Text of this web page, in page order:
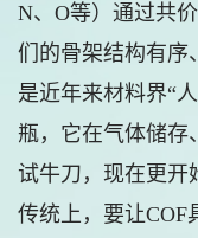
N、O等）通过共
们的骨架结构有序
是近年来材料界“
瓶，它在气体储存
试牛刀，现在更开
传统上，要让COF